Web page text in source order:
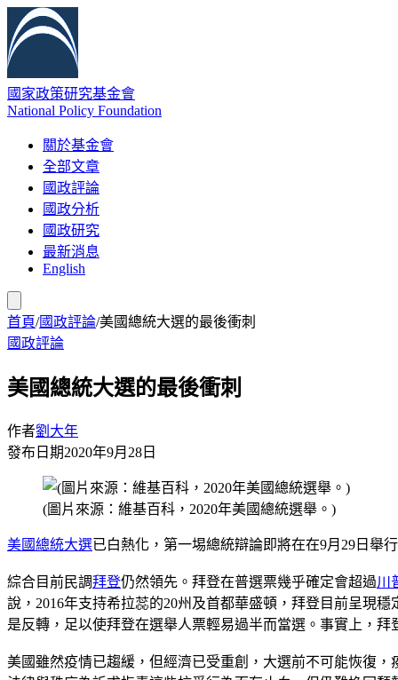
國家政策研究基金會
National Policy Foundation
關於基金會
全部文章
國政評論
國政分析
國政研究
最新消息
English
首頁/國政評論/美國總統大選的最後衝刺
國政評論
美國總統大選的最後衝刺
作者劉大年
發布日期2020年9月28日
(圖片來源：維基百科，2020年美國總統選舉。)
美國總統大選已白熱化，第一埸總統辯論即將在在9月29日舉
綜合目前民調拜登仍然領先。拜登在普選票幾乎確定會超過川
說，2016年支持希拉蕊的20州及首都華盛頓，拜登目前呈現
是反轉，足以使拜登在選舉人票輕易過半而當選。事實上，
美國雖然疫情已趨緩，但經濟已受重創，大選前不可能恢復